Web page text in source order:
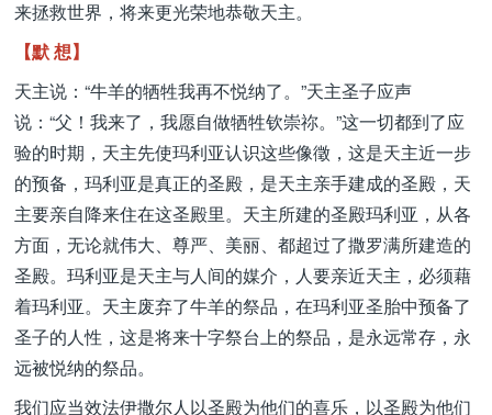
来拯救世界，将来更光荣地恭敬天主。
【默 想】
天主说：“牛羊的牺牲我再不悦纳了。”天主圣子应声
说：“父！我来了，我愿自做牺牲钦崇祢。”这一切都到了应
验的时期，天主先使玛利亚认识这些像徵，这是天主近一步
的预备，玛利亚是真正的圣殿，是天主亲手建成的圣殿，天
主要亲自降来住在这圣殿里。天主所建的圣殿玛利亚，从各
方面，无论就伟大、尊严、美丽、都超过了撒罗满所建造的
圣殿。玛利亚是天主与人间的媒介，人要亲近天主，必须藉
着玛利亚。天主废弃了牛羊的祭品，在玛利亚圣胎中预备了
圣子的人性，这是将来十字祭台上的祭品，是永远常存，永
远被悦纳的祭品。
我们应当效法伊撒尔人以圣殿为他们的喜乐，以圣殿为他们